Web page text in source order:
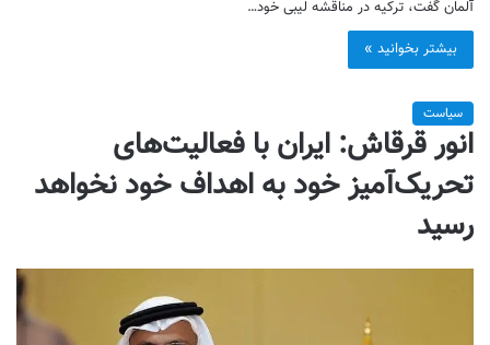
آلمان گفت، ترکیه در مناقشه لیبی خود…
بیشتر بخوانید »
سیاست
انور قرقاش: ایران با فعالیت‌های
تحریک‌آمیز خود به اهداف خود نخواهد
رسید